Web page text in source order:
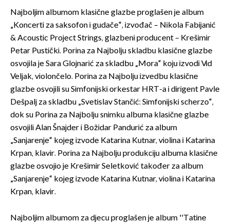
Najboljim albumom klasične glazbe proglašen je album
„Koncerti za saksofon i gudače“, izvođač – Nikola Fabijanić
& Acoustic Project Strings, glazbeni producent – Krešimir
Petar Pustički. Porina za Najbolju skladbu klasične glazbe
osvojila je Sara Glojnarić za skladbu „Mora“ koju izvodi Vid
Veljak, violončelo. Porina za Najbolju izvedbu klasične
glazbe osvojili su Simfonijski orkestar HRT-a i dirigent Pavle
Dešpalj za skladbu „Svetislav Stančić: Simfonijski scherzo“,
dok su Porina za Najbolju snimku albuma klasične glazbe
osvojili Alan Šnajder i Božidar Pandurić za album
„Sanjarenje“ kojeg izvode Katarina Kutnar, violina i Katarina
Krpan, klavir. Porina za Najbolju produkciju albuma klasične
glazbe osvojio je Krešimir Seletković također za album
„Sanjarenje“ kojeg izvode Katarina Kutnar, violina i Katarina
Krpan, klavir.
Najboljim albumom za djecu proglašen je album ''Tatine